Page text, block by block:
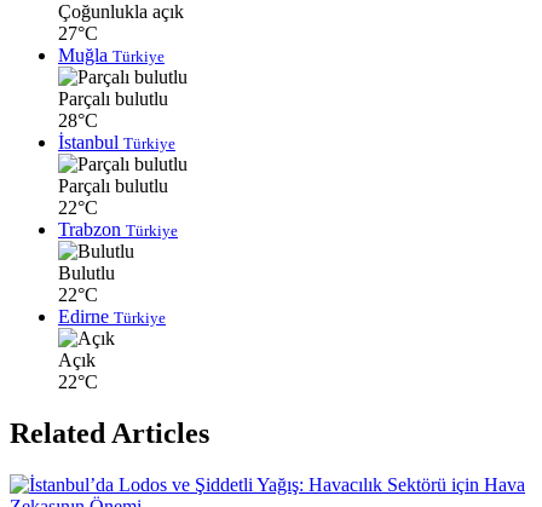
Çoğunlukla açık
27°C
Muğla Türkiye
Parçalı bulutlu
28°C
İstanbul Türkiye
Parçalı bulutlu
22°C
Trabzon Türkiye
Bulutlu
22°C
Edirne Türkiye
Açık
22°C
Related Articles